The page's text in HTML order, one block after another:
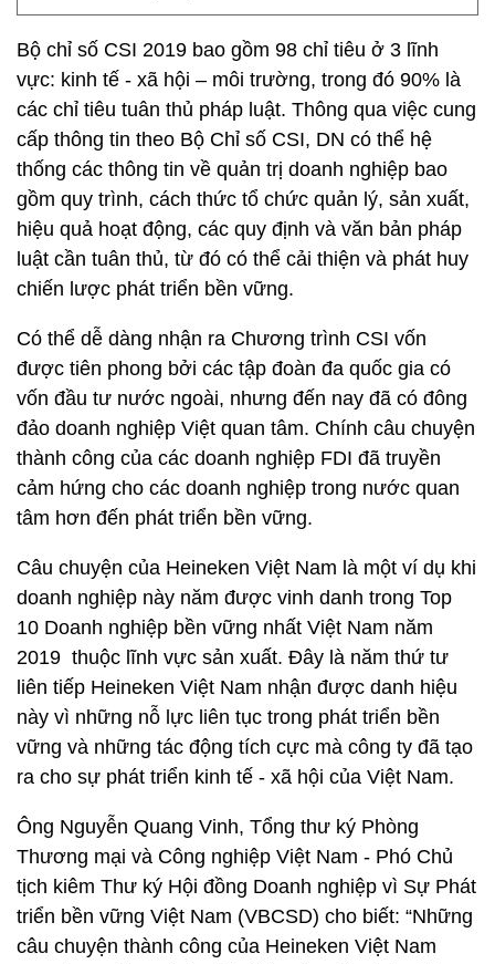
Bộ chỉ số CSI 2019 bao gồm 98 chỉ tiêu ở 3 lĩnh
vực: kinh tế - xã hội – môi trường, trong đó 90% là
các chỉ tiêu tuân thủ pháp luật. Thông qua việc cung
cấp thông tin theo Bộ Chỉ số CSI, DN có thể hệ
thống các thông tin về quản trị doanh nghiệp bao
gồm quy trình, cách thức tổ chức quản lý, sản xuất,
hiệu quả hoạt động, các quy định và văn bản pháp
luật cần tuân thủ, từ đó có thể cải thiện và phát huy
chiến lược phát triển bền vững.
Có thể dễ dàng nhận ra Chương trình CSI vốn
được tiên phong bởi các tập đoàn đa quốc gia có
vốn đầu tư nước ngoài, nhưng đến nay đã có đông
đảo doanh nghiệp Việt quan tâm. Chính câu chuyện
thành công của các doanh nghiệp FDI đã truyền
cảm hứng cho các doanh nghiệp trong nước quan
tâm hơn đến phát triển bền vững.
Câu chuyện của Heineken Việt Nam là một ví dụ khi
doanh nghiệp này năm được vinh danh trong Top
10 Doanh nghiệp bền vững nhất Việt Nam năm
2019 thuộc lĩnh vực sản xuất. Đây là năm thứ tư
liên tiếp Heineken Việt Nam nhận được danh hiệu
này vì những nỗ lực liên tục trong phát triển bền
vững và những tác động tích cực mà công ty đã tạo
ra cho sự phát triển kinh tế - xã hội của Việt Nam.
Ông Nguyễn Quang Vinh, Tổng thư ký Phòng
Thương mại và Công nghiệp Việt Nam - Phó Chủ
tịch kiêm Thư ký Hội đồng Doanh nghiệp vì Sự Phát
triển bền vững Việt Nam (VBCSD) cho biết: “Những
câu chuyện thành công của Heineken Việt Nam